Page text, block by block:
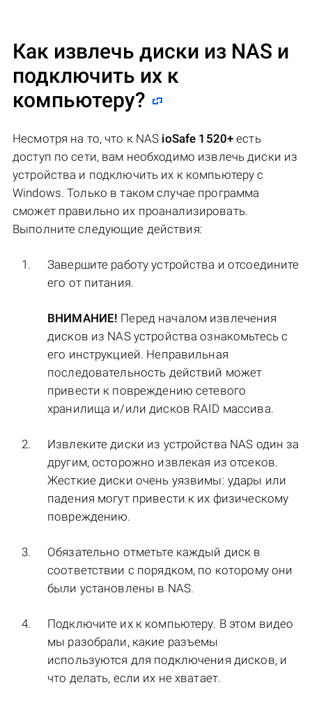
Как извлечь диски из NAS и
подключить их к
компьютеру?
Несмотря на то, что к NAS ioSafe 1520+ есть
доступ по сети, вам необходимо извлечь диски из
устройства и подключить их к компьютеру с
Windows. Только в таком случае программа
сможет правильно их проанализировать.
Выполните следующие действия:
Завершите работу устройства и отсоедините
его от питания.
ВНИМАНИЕ! Перед началом извлечения
дисков из NAS устройства ознакомьтесь с
его инструкцией. Неправильная
последовательность действий может
привести к повреждению сетевого
хранилища и/или дисков RAID массива.
Извлеките диски из устройства NAS один за
другим, осторожно извлекая из отсеков.
Жесткие диски очень уязвимы: удары или
падения могут привести к их физическому
повреждению.
Обязательно отметьте каждый диск в
соответствии с порядком, по которому они
были установлены в NAS.
Подключите их к компьютеру. В этом видео
мы разобрали, какие разъемы
используются для подключения дисков, и
что делать, если их не хватает.